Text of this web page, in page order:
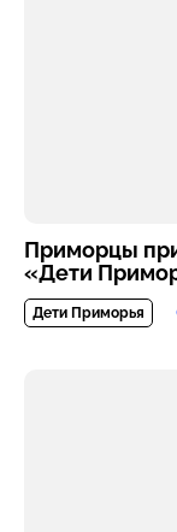
Приморцы
«Дети
Дети Приморья